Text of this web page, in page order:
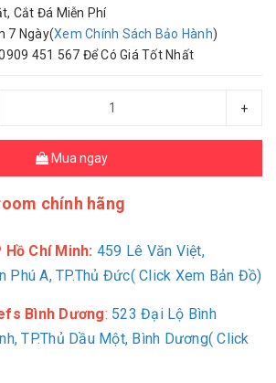
Cắt Đá Miễn Phí
7 Ngày(Xem Chính Sách Bảo Hành)
451 567 Để Có Giá Tốt Nhất
+
Mua ngay
chính hãng
Chí Minh: 459 Lê Văn Việt,
Phú A, TP.Thủ Đức( Click Xem Bản Đồ)
Bình Dương: 523 Đại Lộ Bình
TP.Thủ Dầu Một, Bình Dương( Click